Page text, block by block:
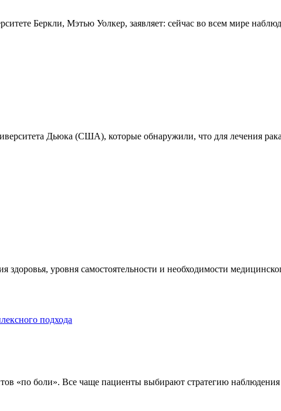
Беркли, Мэтью Уолкер, заявляет: сейчас во всем мире
Дьюка (США), которые обнаружили, что для лечения
уровня самостоятельности и необходимости
подхода
«по боли». Все чаще пациенты выбирают стратегию